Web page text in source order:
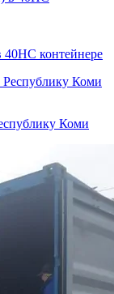
40HC контейнере
Коми